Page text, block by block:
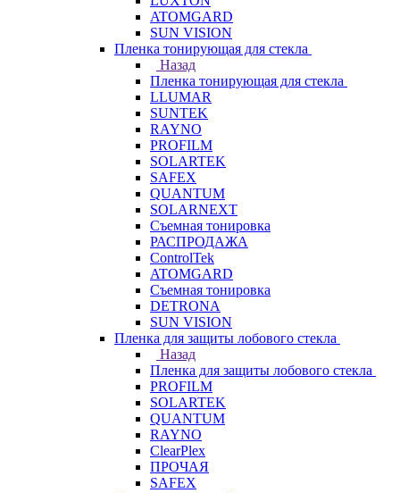
ATOMGARD
SUN VISION
Пленка тонирующая для стекла
Назад
Пленка тонирующая для стекла
LLUMAR
SUNTEK
RAYNO
PROFILM
SOLARTEK
SAFEX
QUANTUM
SOLARNEXT
Съемная тонировка
РАСПРОДАЖА
ControlTek
ATOMGARD
Съемная тонировка
DETRONA
SUN VISION
Пленка для защиты лобового стекла
Назад
Пленка для защиты лобового стекла
PROFILM
SOLARTEK
QUANTUM
RAYNO
ClearPlex
ПРОЧАЯ
SAFEX